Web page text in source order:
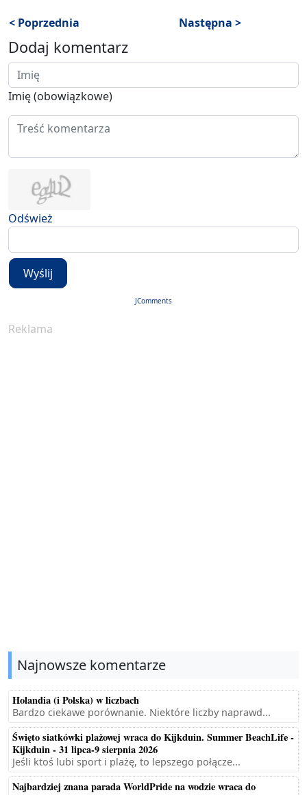
< Poprzednia Następna >
Dodaj komentarz
Imię (obowiązkowe)
Odśwież
Wyślij
JComments
Reklama
Najnowsze komentarze
Holandia (i Polska) w liczbach
Bardzo ciekawe porównanie. Niektóre liczby naprawd...
Święto siatkówki plażowej wraca do Kijkduin. Summer BeachLife -
Kijkduin - 31 lipca-9 sierpnia 2026
Jeśli ktoś lubi sport i plażę, to lepszego połącze...
Najbardziej znana parada WorldPride na wodzie wraca do